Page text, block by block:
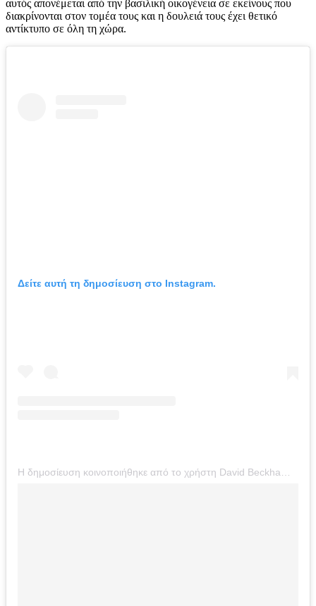
αυτός απονέμεται από την βασιλική οικογένεια σε εκείνους που
διακρίνονται στον τομέα τους και η δουλειά τους έχει θετικό
αντίκτυπο σε όλη τη χώρα.
Δείτε αυτή τη δημοσίευση στο Instagram.
Η δημοσίευση κοινοποιήθηκε από το χρήστη David Beckham (@davidbeckham)